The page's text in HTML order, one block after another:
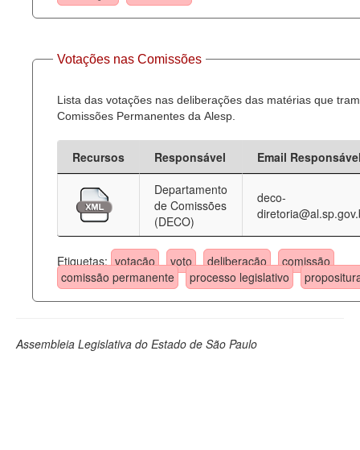
Votações nas Comissões
Lista das votações nas deliberações das matérias que
Comissões Permanentes da Alesp.
Recursos Responsável
Email
Departamento
de Comissões
(DECO)
deco-
Etiquetas: votação voto deliberação
comissão
comissão permanente
processo legislativo
Assembleia Legislativa do Estado de São Paulo